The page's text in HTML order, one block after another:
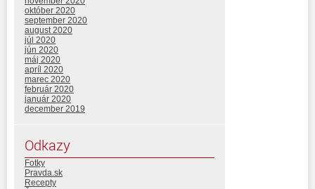
október 2020
september 2020
august 2020
júl 2020
jún 2020
máj 2020
apríl 2020
marec 2020
február 2020
január 2020
december 2019
Odkazy
Fotky
Pravda.sk
Recepty